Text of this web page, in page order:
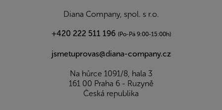
Diana Company, spol. s r.o.
+420 222 511 196 (Po-Pá 9:00-15:00h)
jsmetuprovas@diana-company.cz
Na hůrce 1091/8, hala 3
161 00 Praha 6 - Ruzyně
Česká republika